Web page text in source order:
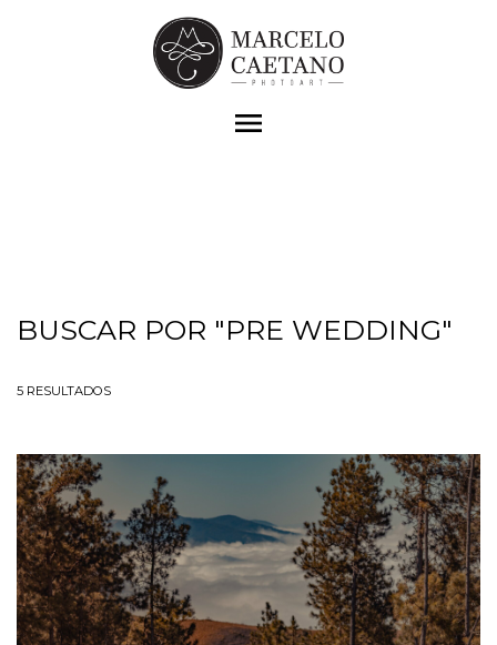
menu
BUSCAR POR "PRE WEDDING"
5 RESULTADOS